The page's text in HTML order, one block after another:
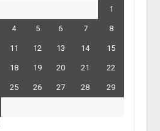
1
4 5 6 7 8
11 12 13 14 15
18 19 20 21 22
25 26 27 28 29